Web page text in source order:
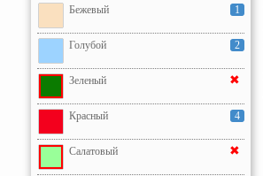
Бежевый 1
Голубой 2
Зеленый ✖
Красный 4
Салатовый ✖